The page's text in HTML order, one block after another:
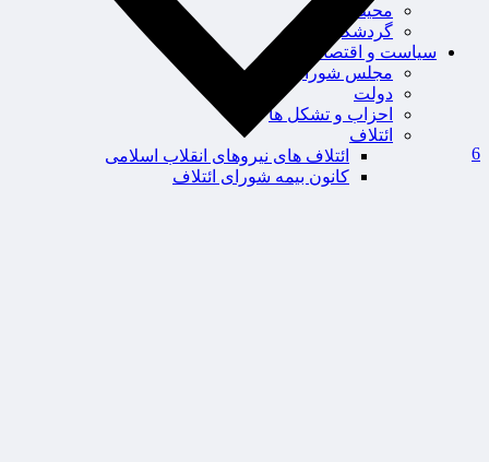
محیط زیست
گردشگری
سیاست و اقتصاد
مجلس شورای اسلامی
دولت
احزاب و تشکل ها
ائتلاف
ائتلاف های نیروهای انقلاب اسلامی
کانون بیمه شورای ائتلاف
6